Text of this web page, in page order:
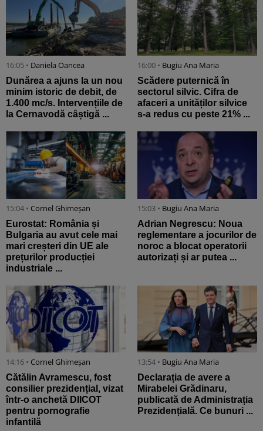
16:05 • Daniela Oancea
Dunărea a ajuns la un nou
minim istoric de debit, de
1.400 mc/s. Intervențiile de
la Cernavodă câștigă ...
16:00 • Bugiu ⁠Ana Maria
Scădere puternică în
sectorul silvic. Cifra de
afaceri a unităților silvice
s-a redus cu peste 21% ...
15:04 • Cornel Ghimeșan
Eurostat: România și
Bulgaria au avut cele mai
mari creșteri din UE ale
prețurilor producției
industriale ...
15:03 • Bugiu ⁠Ana Maria
Adrian Negrescu: Noua
reglementare a jocurilor de
noroc a blocat operatorii
autorizați și ar putea ...
14:16 • Cornel Ghimeșan
Cătălin Avramescu, fost
consilier prezidențial, vizat
într-o anchetă DIICOT
pentru pornografie
infantilă
13:54 • Bugiu ⁠Ana Maria
Declarația de avere a
Mirabelei Grădinaru,
publicată de Administrația
Prezidențială. Ce bunuri ...